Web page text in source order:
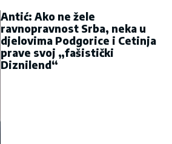
Antić: Ako ne žele
ravnopravnost Srba, neka u
djelovima Podgorice i Cetinja
prave svoj „fašistički
Diznilend“